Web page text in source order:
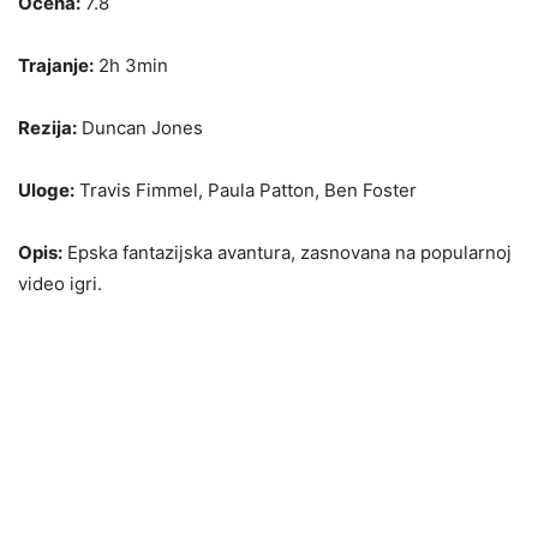
Trajanje: 2h 3min
Rezija: Duncan Jones
Uloge: Travis Fimmel, Paula Patton, Ben Foster
Opis: Epska fantazijska avantura, zasnovana na popularnoj
video igri.